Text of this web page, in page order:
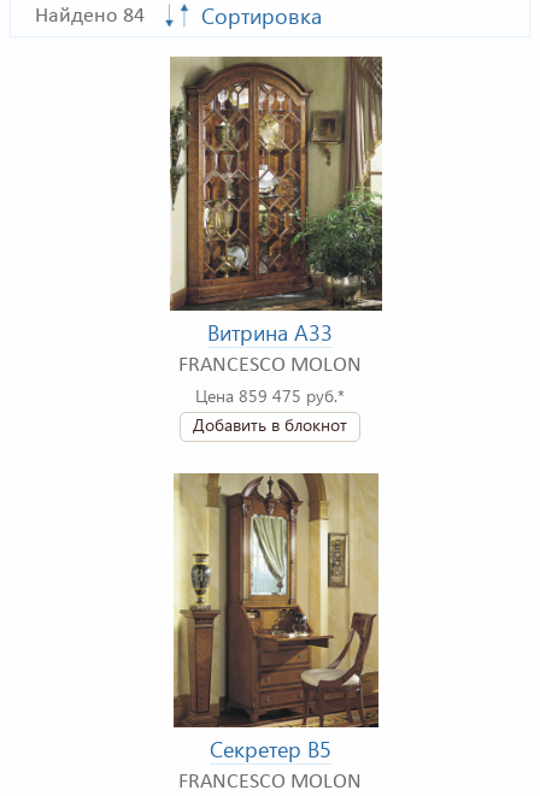
Найдено 84 Сортировка
Витрина A33
FRANCESCO MOLON
Цена 859 475 руб.*
Добавить в блокнот
Секретер B5
FRANCESCO MOLON